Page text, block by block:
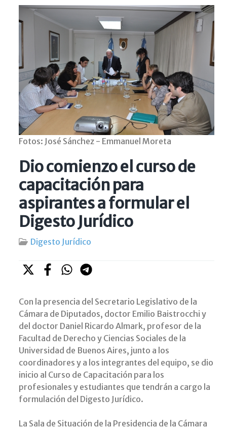
Fotos: José Sánchez - Emmanuel Moreta
Dio comienzo el curso de
capacitación para
aspirantes a formular el
Digesto Jurídico
Digesto Jurídico
Con la presencia del Secretario Legislativo de la
Cámara de Diputados, doctor Emilio Baistrocchi y
del doctor Daniel Ricardo Almark, profesor de la
Facultad de Derecho y Ciencias Sociales de la
Universidad de Buenos Aires, junto a los
coordinadores y a los integrantes del equipo, se dio
inicio al Curso de Capacitación para los
profesionales y estudiantes que tendrán a cargo la
formulación del Digesto Jurídico.
La Sala de Situación de la Presidencia de la Cámara